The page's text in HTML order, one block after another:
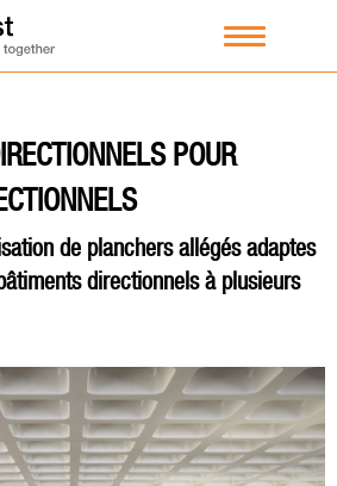
POUR
de planchers allégés adaptes
directionnels à plusieurs